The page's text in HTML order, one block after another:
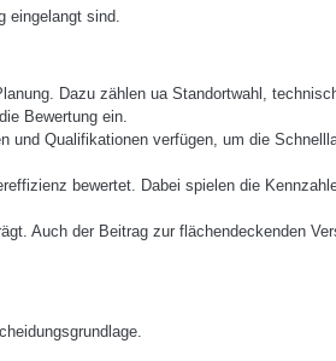
eingelangt sind.
Dazu zählen ua Standortwahl,
Bewertung ein.
und Qualifikationen verfügen, um die
bewertet. Dabei spielen die
Auch der Beitrag zur flächendeckenden